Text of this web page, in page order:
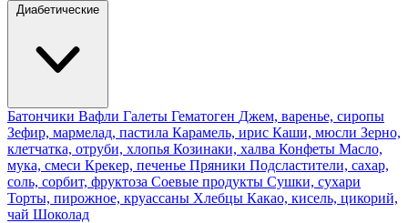
Диабетические
Батончики Вафли Галеты Гематоген Джем, варенье, сиропы
Зефир, мармелад, пастила Карамель, ирис Каши, мюсли Зерно,
клетчатка, отруби, хлопья Козинаки, халва Конфеты Масло,
мука, смеси Крекер, печенье Пряники Подсластители, сахар,
соль, сорбит, фруктоза Соевые продукты Сушки, сухари
Торты, пирожное, круассаны Хлебцы Какао, кисель, цикорий,
чай Шоколад